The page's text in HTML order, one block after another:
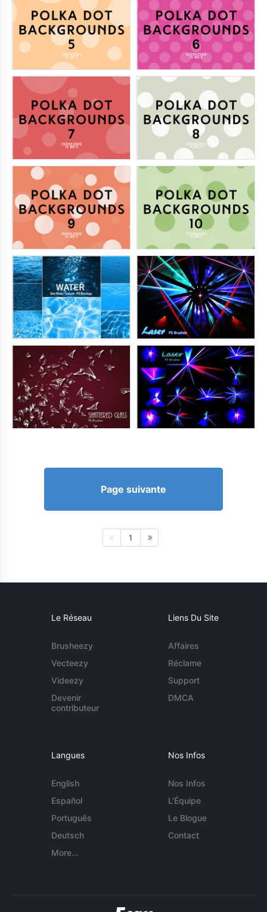
Page suivante
1
Le Réseau
Brusheezy
Vecteezy
Videezy
Devenir
contributeur
Liens Du Site
Affaires
Réclame
Support
DMCA
Langues
English
Español
Português
Deutsch
More...
Nos Infos
Nos Infos
L'Équipe
Le Blogue
Contact